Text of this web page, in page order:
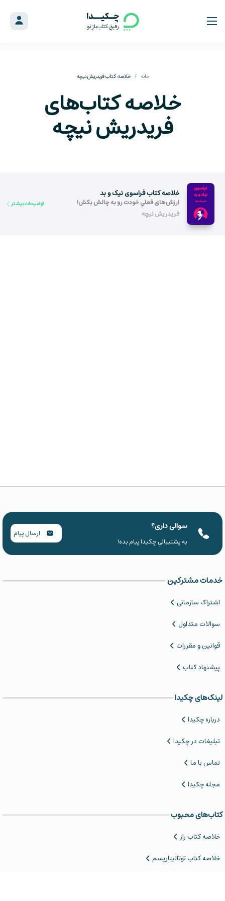
خانه خلاصه کتاب فریدریش نیچه
خلاصه کتاب‌های
فریدریش نیچه
خلاصه کتاب فراسوی نیک و بد
ارزش‌های فعلیِ خودت رو به چالش بکش!
فریدریش نیچه
توضیحات بیشتر
سوالی داری؟
به پشتیبانیِ چکیدا پیام بده!
ارسال پیام
خدمات مشترکین
اشتراک سازمانی
سوالات متداول
قوانین و مقررات
پیشنهاد کتاب
لینک‌های چکیدا
درباره چکیدا
تبلیغات در چکیدا
تماس با ما
مجله چکیدا
کتاب‌های محبوب
خلاصه کتاب‌ راز
خلاصه کتاب توتالیتاریسم